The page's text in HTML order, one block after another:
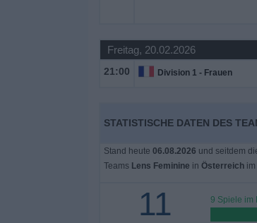
Freitag, 20.02.2026
21:00 Division 1 - Frauen
STATISTISCHE DATEN DES
Stand heute 06.08.2026 und seitdem
Teams Lens Feminine in Österreichim
11
9 Spiele im